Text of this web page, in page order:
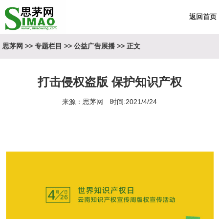
返回首页
思茅网 >> 专题栏目 >> 公益广告展播>> 正文
打击侵权盗版 保护知识产权
来源：思茅网 时间:2021/4/24